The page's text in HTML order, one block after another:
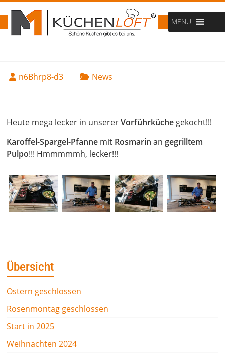
MENU
n6Bhrp8-d3 News
Heute mega lecker in unsererVorführküche gekocht!!!
Karoffel-Spargel-Pfanne mit Rosmarin angegrilltem
Pulpo!!! Hmmmmmh, lecker!!!
Übersicht
Ostern geschlossen
Rosenmontag geschlossen
Start in 2025
Weihnachten 2024